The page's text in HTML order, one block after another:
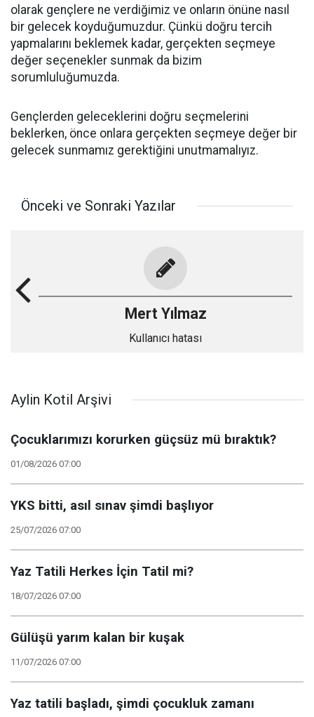
olarak gençlere ne verdiğimiz ve onların önüne nasıl
bir gelecek koyduğumuzdur. Çünkü doğru tercih
yapmalarını beklemek kadar, gerçekten seçmeye
değer seçenekler sunmak da bizim
sorumluluğumuzda.
Gençlerden geleceklerini doğru seçmelerini
beklerken, önce onlara gerçekten seçmeye değer bir
gelecek sunmamız gerektiğini unutmamalıyız.
Önceki ve Sonraki Yazılar
Mert Yılmaz
Kullanıcı hatası
Aylin Kotil Arşivi
Çocuklarımızı korurken güçsüz mü bıraktık?
01/08/2026 07:00
YKS bitti, asıl sınav şimdi başlıyor
25/07/2026 07:00
Yaz Tatili Herkes İçin Tatil mi?
18/07/2026 07:00
Gülüşü yarım kalan bir kuşak
11/07/2026 07:00
Yaz tatili başladı, şimdi çocukluk zamanı